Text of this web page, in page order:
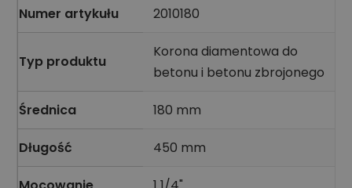
Numer artykułu 2010180
Typ produktu
Korona diamentowa do
betonu i betonu zbrojonego
Średnica 180 mm
Długość 450 mm